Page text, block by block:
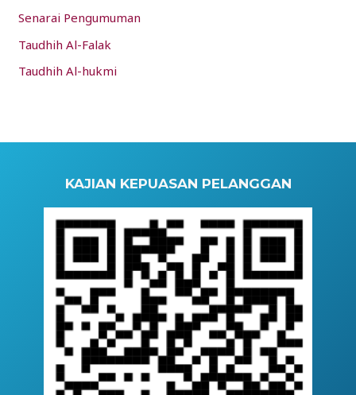
Senarai Pengumuman
Taudhih Al-Falak
Taudhih Al-hukmi
KAJIAN KEPUASAN PELANGGAN